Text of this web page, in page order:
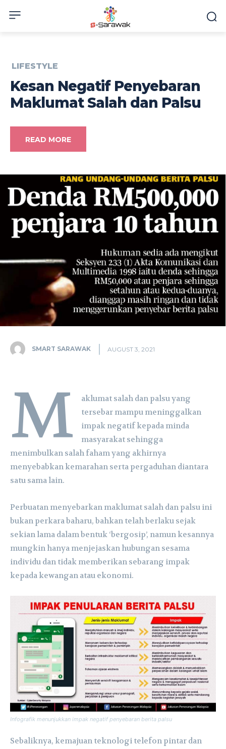
LIFESTYLE
Kesan Negatif Penyebaran
Maklumat Salah dan Palsu
READ MORE
SMART SARAWAK AUGUST 3, 2021
M
aklumat salah dan palsu yang
tersebar mampu meninggalkan
impak negatif kepada minda
masyarakat sehingga
menimbulkan salah faham yang akhirnya
menyebabkan kemarahan serta pergaduhan diantara
satu sama lain.
Perbuatan menyebarkan maklumat salah dan palsu ini
bukan perkara baharu, bahkan telah berlaku sejak
sekian lama dalam bentuk ‘bergosip’, namun kesannya
mungkin hanya menjejaskan hubungan sesama
individu dan tidak memberikan sebarang impak
kepada kewangan atau ekonomi.
Infografik menunjukkan impak negatif penyebaran berita palsu
Sebaliknya, kemajuan teknologi telefon pintar dan